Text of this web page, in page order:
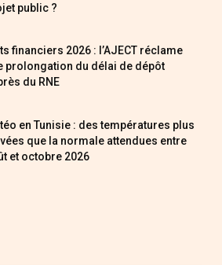
public ?
financiers 2026 : l’AJECT réclame
prolongation du délai de dépôt
du RNE
en Tunisie : des températures plus
que la normale attendues entre
et octobre 2026